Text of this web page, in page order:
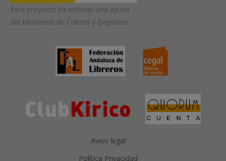
Este proyecto ha recibido una ayuda
del Ministerio de Cultura y Deportes
Aviso legal
Política Privacidad